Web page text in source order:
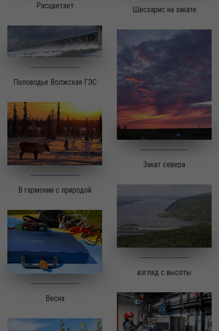
Расцветает
Половодье Волжская ГЭС
В гармонии с природой
Шесхарис на закате
Весна
Закат севера
взгляд с высоты